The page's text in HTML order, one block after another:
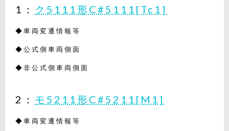
1： ク5111形C#5111[Tc1]
◆車両変遷情報等
◆公式側車両側面
◆非公式側車両側面
2： モ5211形C#5211[M1]
◆車両変遷情報等